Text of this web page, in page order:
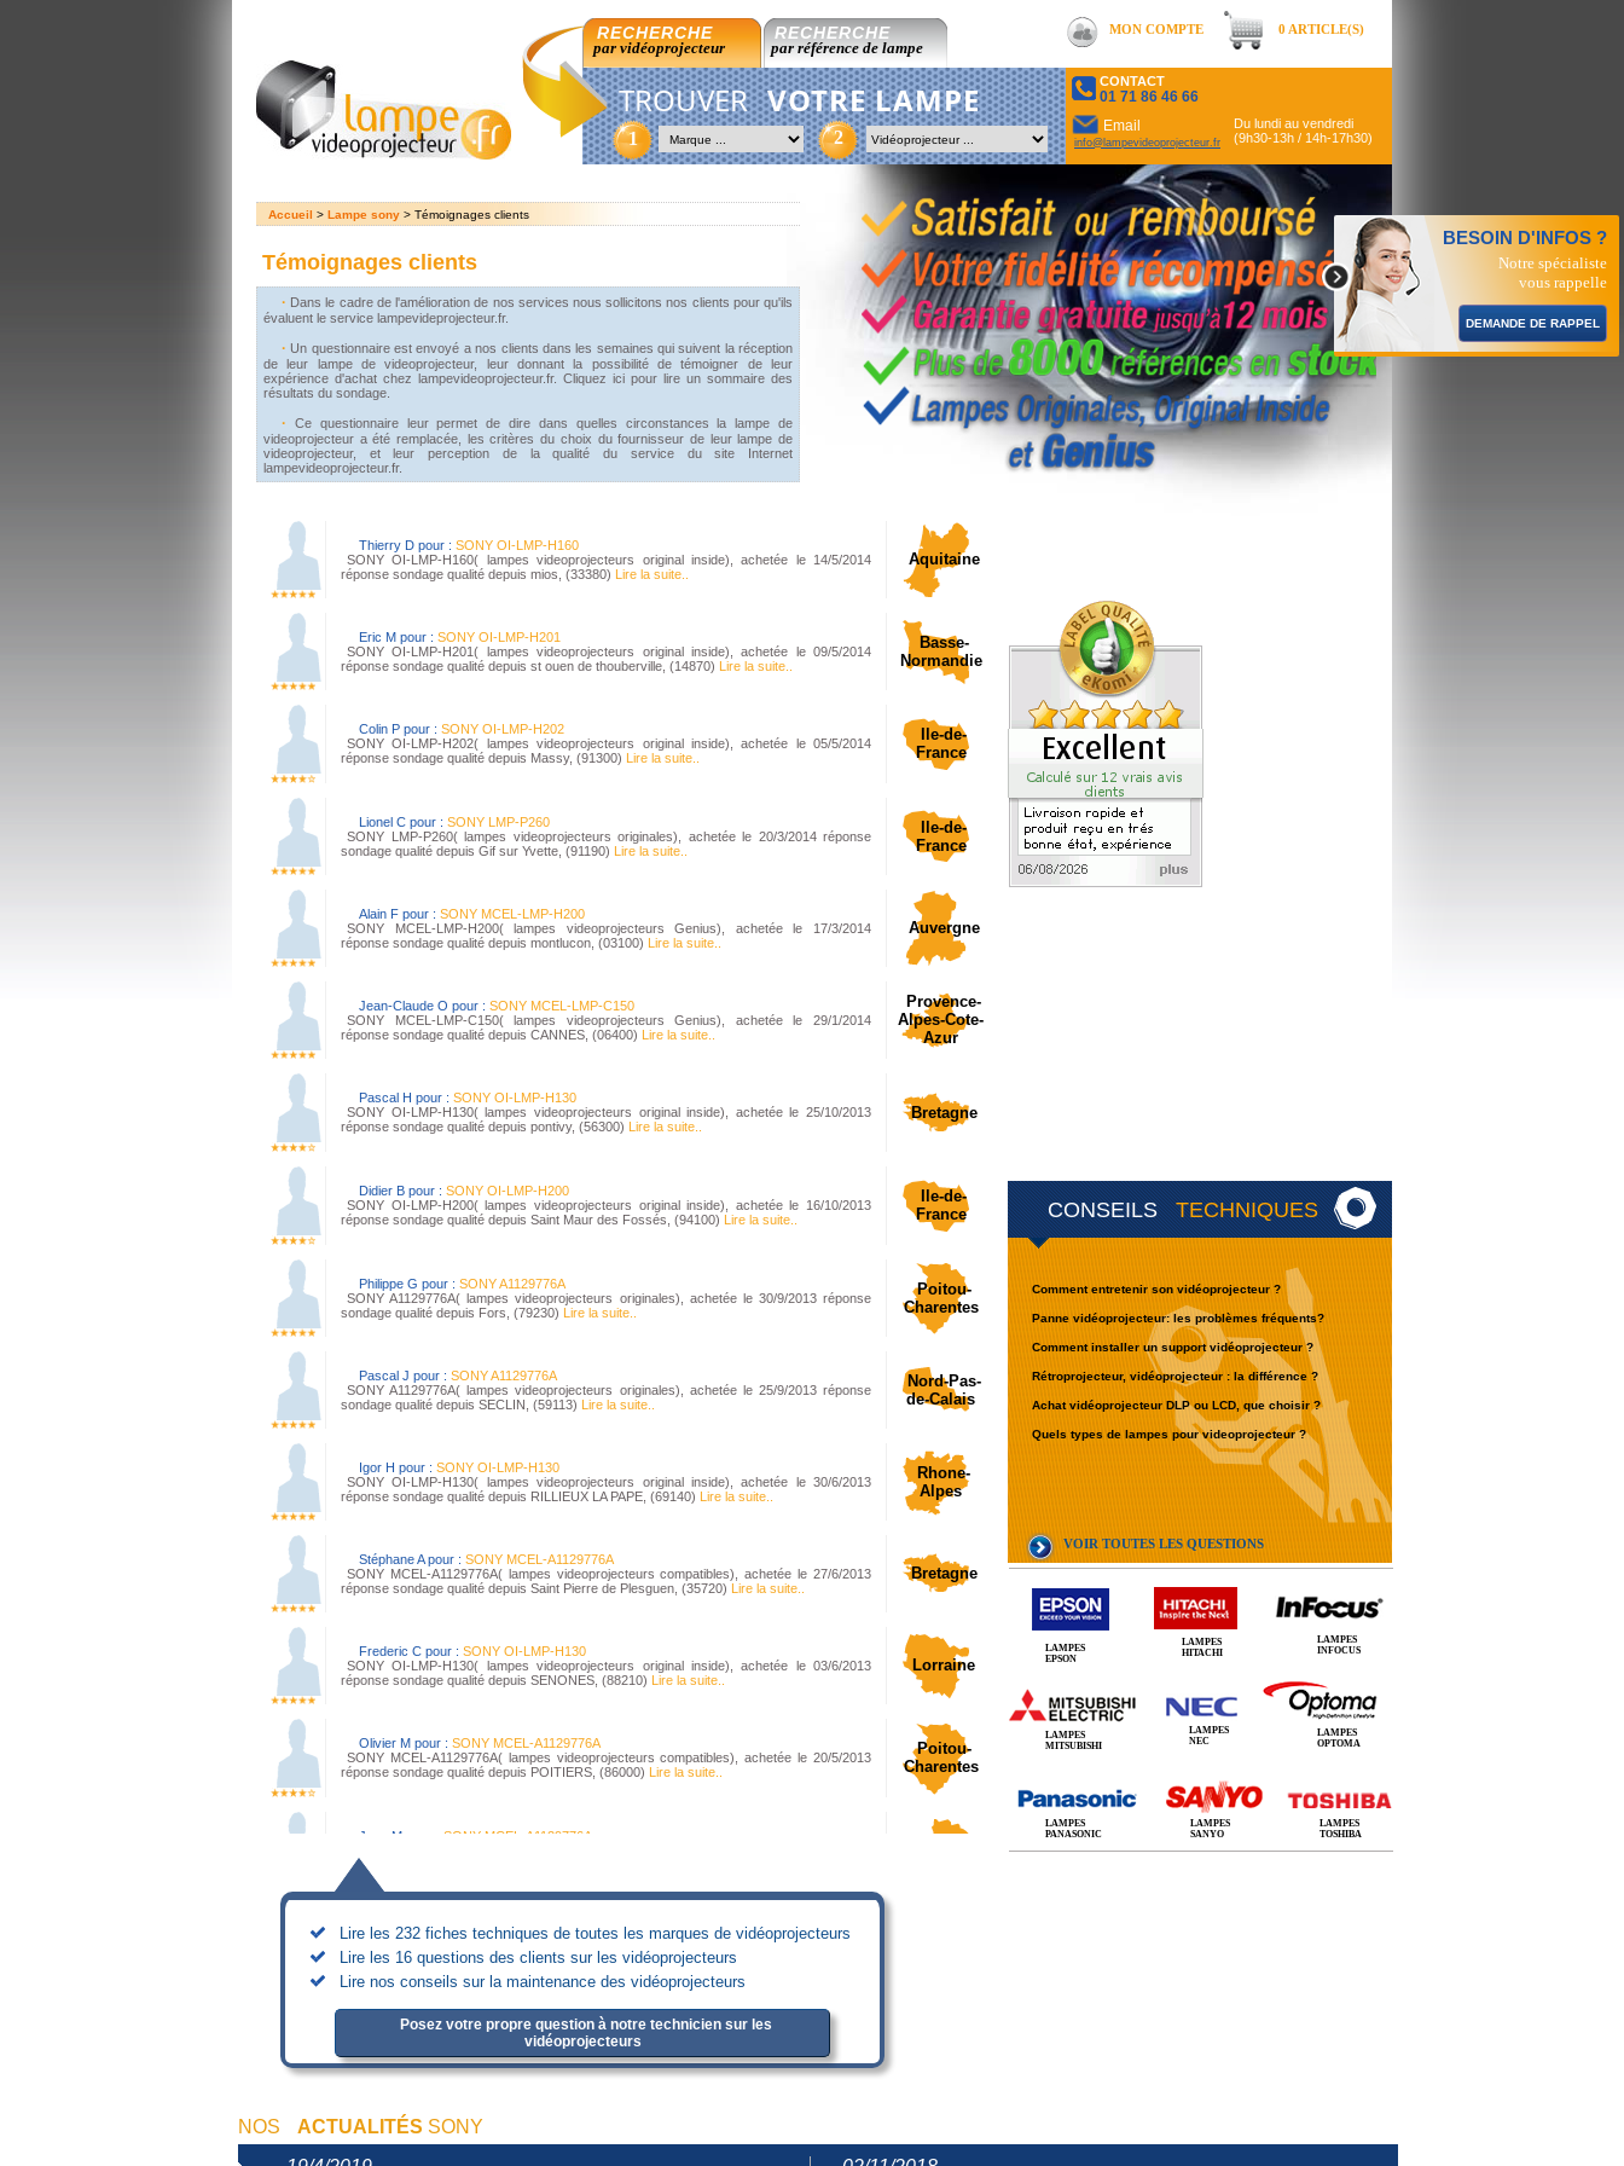
RECHERCHE
par vidéoprojecteur
RECHERCHE
par référence de lampe
0 ARTICLE(S)
MON COMPTE
TROUVER VOTRE LAMPE
1 2
CONTACT
01 71 86 46 66
Email
info@lampevideoprojecteur.fr
Du lundi au vendredi
(9h30-13h / 14h-17h30)
Accueil > Lampe sony > Témoignages clients
CONSEILS TECHNIQUES
BESOIN D'INFOS ?
Notre spécialiste
vous rappelle
DEMANDE DE RAPPEL
Comment entretenir son vidéoprojecteur ?
Panne vidéoprojecteur: les problèmes fréquents?
Comment installer un support vidéoprojecteur ?
Rétroprojecteur, vidéoprojecteur : la différence ?
Achat vidéoprojecteur DLP ou LCD, que choisir ?
Quels types de lampes pour videoprojecteur ?
VOIR TOUTES LES QUESTIONS
LAMPES
EPSON
LAMPES
HITACHI
LAMPES
INFOCUS
LAMPES
MITSUBISHI
LAMPES
NEC
LAMPES
OPTOMA
LAMPES
PANASONIC
LAMPES
SANYO
LAMPES
TOSHIBA
Témoignages clients
· Dans le cadre de l'amélioration de nos services nous sollicitons nos clients pour qu'ils
évaluent le service lampevideprojecteur.fr.
· Un questionnaire est envoyé a nos clients dans les semaines qui suivent la réception
de leur lampe de videoprojecteur, leur donnant la possibilité de témoigner de leur
expérience d'achat chez lampevideoprojecteur.fr. Cliquez ici pour lire un sommaire des
résultats du sondage.
· Ce questionnaire leur permet de dire dans quelles circonstances la lampe de
videoprojecteur a été remplacée, les critères du choix du fournisseur de leur lampe de
videoprojecteur, et leur perception de la qualité du service du site Internet
lampevideoprojecteur.fr.
Thierry D pour : SONY OI-LMP-H160
SONY OI-LMP-H160( lampes videoprojecteurs original inside), achetée le 14/5/2014
réponse sondage qualité depuis mios, (33380) Lire la suite..
Aquitaine
Eric M pour : SONY OI-LMP-H201
SONY OI-LMP-H201( lampes videoprojecteurs original inside), achetée le 09/5/2014
réponse sondage qualité depuis st ouen de thouberville, (14870) Lire la suite..
Basse-
Normandie
Colin P pour : SONY OI-LMP-H202
SONY OI-LMP-H202( lampes videoprojecteurs original inside), achetée le 05/5/2014
réponse sondage qualité depuis Massy, (91300) Lire la suite..
Ile-de-
France
Lionel C pour : SONY LMP-P260
SONY LMP-P260( lampes videoprojecteurs originales), achetée le 20/3/2014 réponse
sondage qualité depuis Gif sur Yvette, (91190) Lire la suite..
Ile-de-
France
Alain F pour : SONY MCEL-LMP-H200
SONY MCEL-LMP-H200( lampes videoprojecteurs Genius), achetée le 17/3/2014
réponse sondage qualité depuis montlucon, (03100) Lire la suite..
Auvergne
Jean-Claude O pour : SONY MCEL-LMP-C150
SONY MCEL-LMP-C150( lampes videoprojecteurs Genius), achetée le 29/1/2014
réponse sondage qualité depuis CANNES, (06400) Lire la suite..
Provence-
Alpes-Cote-
Azur
Pascal H pour : SONY OI-LMP-H130
SONY OI-LMP-H130( lampes videoprojecteurs original inside), achetée le 25/10/2013
réponse sondage qualité depuis pontivy, (56300) Lire la suite..
Bretagne
Didier B pour : SONY OI-LMP-H200
SONY OI-LMP-H200( lampes videoprojecteurs original inside), achetée le 16/10/2013
réponse sondage qualité depuis Saint Maur des Fossés, (94100) Lire la suite..
Ile-de-
France
Philippe G pour : SONY A1129776A
SONY A1129776A( lampes videoprojecteurs originales), achetée le 30/9/2013 réponse
sondage qualité depuis Fors, (79230) Lire la suite..
Poitou-
Charentes
Pascal J pour : SONY A1129776A
SONY A1129776A( lampes videoprojecteurs originales), achetée le 25/9/2013 réponse
sondage qualité depuis SECLIN, (59113) Lire la suite..
Nord-Pas-
de-Calais
Igor H pour : SONY OI-LMP-H130
SONY OI-LMP-H130( lampes videoprojecteurs original inside), achetée le 30/6/2013
réponse sondage qualité depuis RILLIEUX LA PAPE, (69140) Lire la suite..
Rhone-
Alpes
Stéphane A pour : SONY MCEL-A1129776A
SONY MCEL-A1129776A( lampes videoprojecteurs compatibles), achetée le 27/6/2013
réponse sondage qualité depuis Saint Pierre de Plesguen, (35720) Lire la suite..
Bretagne
Frederic C pour : SONY OI-LMP-H130
SONY OI-LMP-H130( lampes videoprojecteurs original inside), achetée le 03/6/2013
réponse sondage qualité depuis SENONES, (88210) Lire la suite..
Lorraine
Olivier M pour : SONY MCEL-A1129776A
SONY MCEL-A1129776A( lampes videoprojecteurs compatibles), achetée le 20/5/2013
réponse sondage qualité depuis POITIERS, (86000) Lire la suite..
Poitou-
Charentes
Jean M pour :
SONY MCEL-A1129776A
réponse sondage qualité depuis derval, (44590)
Lire les 232 fiches techniques de toutes les marques de vidéoprojecteurs
Lire les 16 questions des clients sur les vidéoprojecteurs
Lire nos conseils sur la maintenance des vidéoprojecteurs
Posez votre propre question à notre technicien sur les
vidéoprojecteurs
NOS ACTUALITÉS SONY